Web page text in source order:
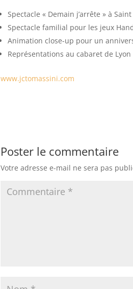
Spectacle « Demain j’arrête » à
Spectacle familial pour les jeux
Animation close-up pour un
Représentations au cabaret de
www.jctomassini.com
Poster le commentaire
Votre adresse e-mail ne sera pas